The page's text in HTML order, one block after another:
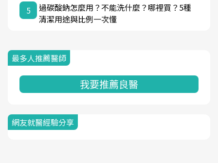
5
過碳酸鈉怎麼用？不能洗什麼？哪裡買？5種
清潔用途與比例一次懂
最多人推薦醫師
我要推薦良醫
網友就醫經驗分享